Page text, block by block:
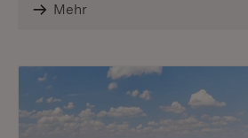
Mehr